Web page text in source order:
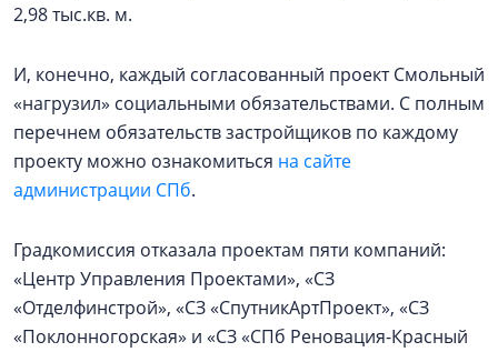
2,98 тыс.кв. м.
И, конечно, каждый согласованный проект Смольный
«нагрузил» социальными обязательствами. С полным
перечнем обязательств застройщиков по каждому
проекту можно ознакомиться на сайте
администрации СПб.
Градкомиссия отказала проектам пяти компаний:
«Центр Управления Проектами», «СЗ
«Отделфинстрой», «СЗ «СпутникАртПроект», «СЗ
«Поклонногорская» и «СЗ «СПб Реновация-Красный